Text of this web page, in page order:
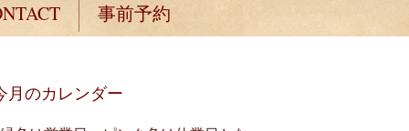
事前予約
月のカレンダー